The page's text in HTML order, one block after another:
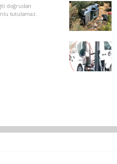
doğrudan
tutulamaz.